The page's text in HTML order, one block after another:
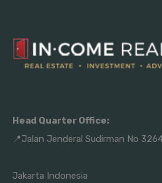
Head Quarter Office:
📍Jalan Jenderal Sudirman No
Jakarta Indonesia